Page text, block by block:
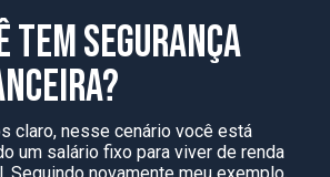
TEM SEGURANÇA
claro, nesse cenário você está
um salário fixo para viver de renda